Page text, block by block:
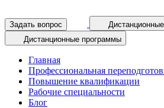
Задать вопрос
Дистанционные программы
Главная
Профессиональная
Повышение квалификации
Рабочие специальности
Блог